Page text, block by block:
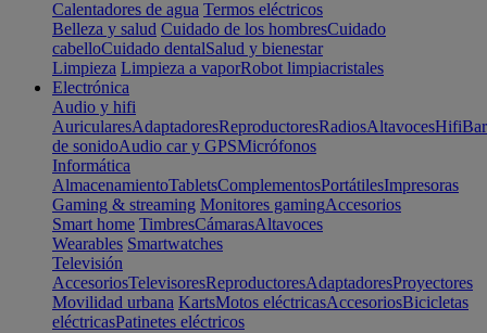
Calentadores de agua Termos eléctricos
Belleza y salud Cuidado de los hombresCuidado
cabelloCuidado dentalSalud y bienestar
Limpieza Limpieza a vaporRobot limpiacristales
Electrónica
Audio y hifi
AuricularesAdaptadoresReproductoresRadiosAltavocesHifi
de sonidoAudio car y GPSMicrófonos
Informática
AlmacenamientoTabletsComplementosPortátilesImpresoras
Gaming & streaming Monitores gamingAccesorios
Smart home TimbresCámarasAltavoces
Wearables Smartwatches
Televisión
AccesoriosTelevisoresReproductoresAdaptadoresProyectores
Movilidad urbana KartsMotos eléctricasAccesoriosBicicletas
eléctricasPatinetes eléctricos